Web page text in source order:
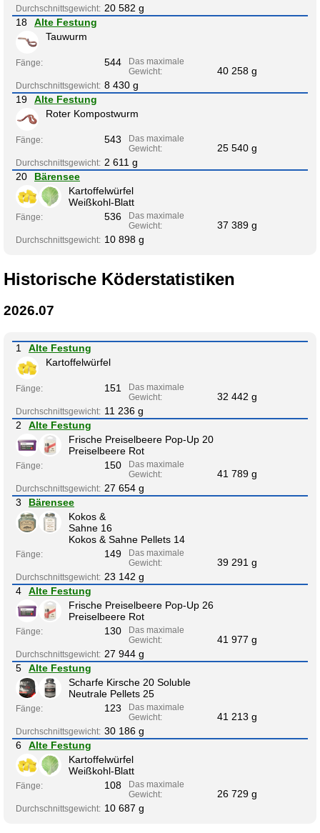
Durchschnittsgewicht: 20 582 g
18
Alte Festung
Tauwurm
Fänge: 544
Das maximale
Gewicht:
40 258 g
Durchschnittsgewicht: 8 430 g
19
Alte Festung
Roter Kompostwurm
Fänge: 543
Das maximale
Gewicht:
25 540 g
Durchschnittsgewicht: 2 611 g
20
Bärensee
Kartoffelwürfel
Weißkohl-Blatt
Fänge: 536
Das maximale
Gewicht:
37 389 g
Durchschnittsgewicht: 10 898 g
Historische Köderstatistiken
2026.07
1
Alte Festung
Kartoffelwürfel
Fänge: 151
Das maximale
Gewicht:
32 442 g
Durchschnittsgewicht: 11 236 g
2
Alte Festung
Frische Preiselbeere Pop-Up 20
Preiselbeere Rot
Fänge: 150
Das maximale
Gewicht:
41 789 g
Durchschnittsgewicht: 27 654 g
3
Bärensee
Kokos &
Sahne 16
Kokos & Sahne Pellets 14
Fänge: 149
Das maximale
Gewicht:
39 291 g
Durchschnittsgewicht: 23 142 g
4
Alte Festung
Frische Preiselbeere Pop-Up 26
Preiselbeere Rot
Fänge: 130
Das maximale
Gewicht:
41 977 g
Durchschnittsgewicht: 27 944 g
5
Alte Festung
Scharfe Kirsche 20 Soluble
Neutrale Pellets 25
Fänge: 123
Das maximale
Gewicht:
41 213 g
Durchschnittsgewicht: 30 186 g
6
Alte Festung
Kartoffelwürfel
Weißkohl-Blatt
Fänge: 108
Das maximale
Gewicht:
26 729 g
Durchschnittsgewicht: 10 687 g